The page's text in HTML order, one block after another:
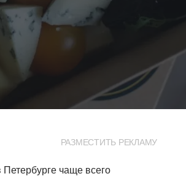
РАЗМЕСТИТЬ РЕКЛАМУ
Петербурге чаще всего